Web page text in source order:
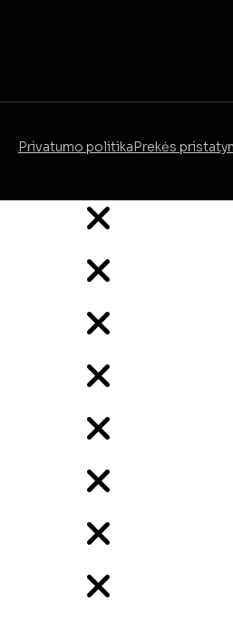
Privatumo politikaPrekės